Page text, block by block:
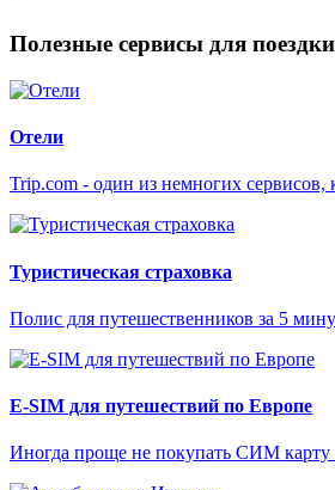
Полезные сервисы для поездки
Отели
Trip.com - один из немногих сервисов,
Туристическая страховка
Полис для путешественников за 5
E-SIM для путешествий по Европе
Иногда проще не покупать СИМ карту